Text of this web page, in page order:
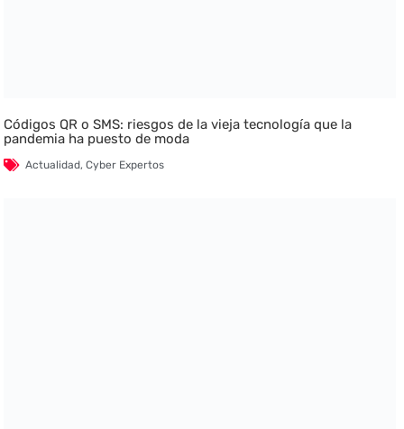
Códigos QR o SMS: riesgos de la vieja tecnología que la
pandemia ha puesto de moda
Actualidad,Cyber Expertos